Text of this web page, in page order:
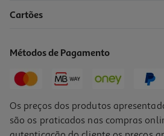
Cartões
Métodos de Pagamento
Os preços dos produtos
são os praticados nas compras